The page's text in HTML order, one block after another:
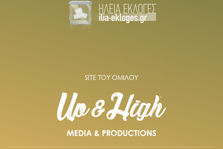
SITE ΤΟΥ ΟΜΙΛΟΥ